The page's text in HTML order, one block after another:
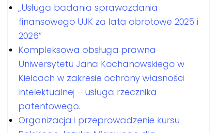
„Usługa badania sprawozdania
finansowego UJK za lata obrotowe 2025 i
2026”
Kompleksowa obsługa prawna
Uniwersytetu Jana Kochanowskiego w
Kielcach w zakresie ochrony własności
intelektualnej – usługa rzecznika
patentowego.
Organizacja i przeprowadzenie kursu